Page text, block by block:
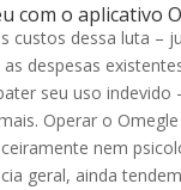
com o aplicativo
custos dessa luta –
despesas
seu uso indevido
Operar o
nem
geral, ainda